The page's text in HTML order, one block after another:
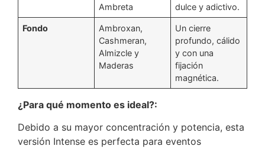
Ambreta
dulce y adictivo.
Fondo
Ambroxan,
Cashmeran,
Almizcle y
Maderas
Un cierre
profundo, cálido
y con una
fijación
magnética.
¿Para qué momento es ideal?:
Debido a su mayor concentración y potencia, esta
versión Intense es perfecta para eventos